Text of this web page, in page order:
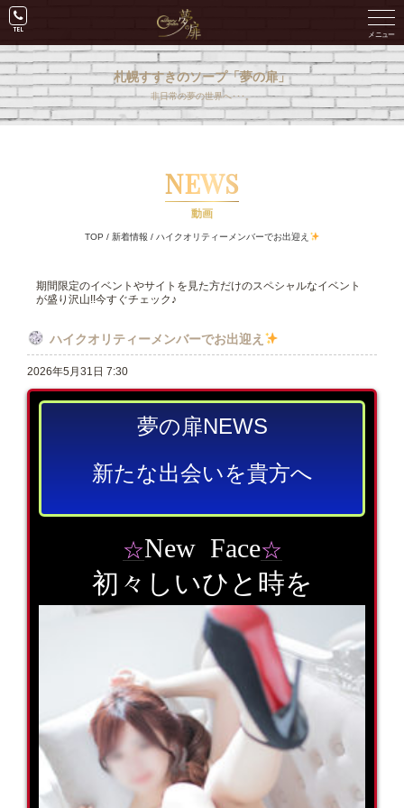
札幌すすきのソープ「夢の扉」
非日常の夢の世界へ･･･。
NEWS
動画
TOP / 新着情報 / ハイクオリティーメンバーでお出迎え
期間限定のイベントやサイトを見た方だけのスペシャルなイベント
が盛り沢山!!今すぐチェック♪
ハイクオリティーメンバーでお出迎え
2026年5月31日 7:30
夢の扉NEWS
新たな出会いを貴方へ
☆New Face☆
初々しいひと時を